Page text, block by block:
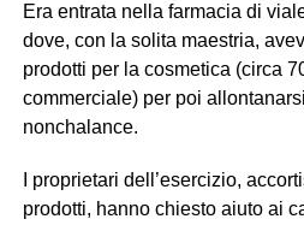
Era entrata nella farmacia di
dove, con la solita maestria,
prodotti per la cosmetica (circa
commerciale) per poi
nonchalance.
I proprietari dell’esercizio,
prodotti, hanno chiesto aiuto ai